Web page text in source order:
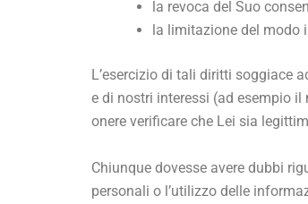
la revoca del Suo
la limitazione del
L’esercizio di tali diritti soggiace
e di nostri interessi (ad esempio
onere verificare che Lei sia
Chiunque dovesse avere dubbi
personali o l’utilizzo delle